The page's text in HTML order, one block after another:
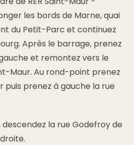
les bords de Marne, quai
du Petit-Parc et continuez
Après le barrage, prenez
et remontez vers le
Maur. Au rond-point prenez
puis prenez à gauche la rue
descendez la rue Godefroy de